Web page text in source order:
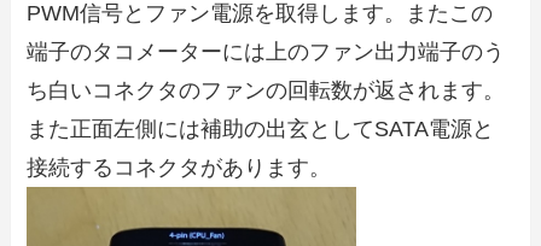
PWM信号とファン電源を取得します。またこの
端子のタコメーターには上のファン出力端子のう
ち白いコネクタのファンの回転数が返されます。
また正面左側には補助の出玄としてSATA電源と
接続するコネクタがあります。